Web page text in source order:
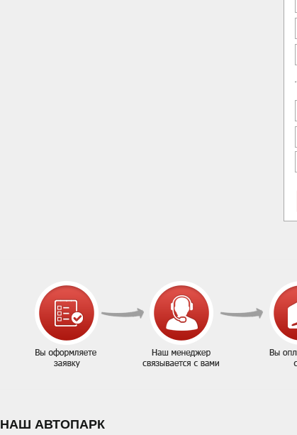
НАШ АВТОПАРК